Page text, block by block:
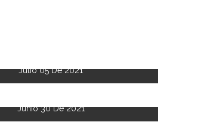
Julio 05 De 2021
Junio 30 De 2021